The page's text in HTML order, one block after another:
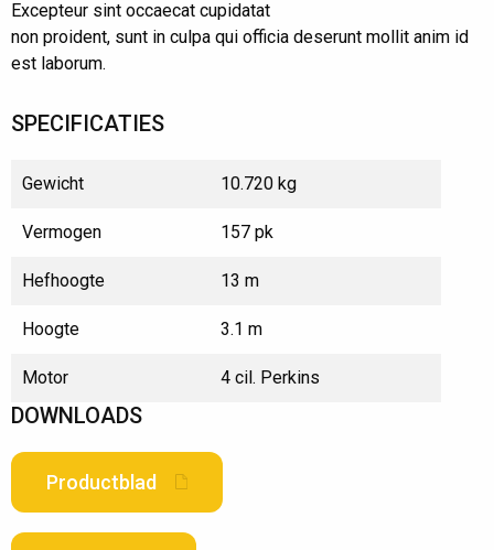
Excepteur sint occaecat cupidatat
non proident, sunt in culpa qui officia deserunt mollit anim id
est laborum.
SPECIFICATIES
Gewicht 10.720 kg
Vermogen 157 pk
Hefhoogte 13 m
Hoogte 3.1 m
Motor 4 cil. Perkins
DOWNLOADS
Productblad